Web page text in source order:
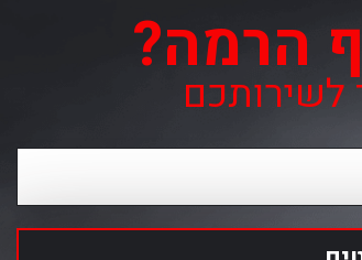
הרמה?
לשירותכם